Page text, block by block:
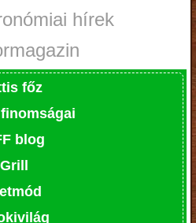
hírek
főz
blog
Grill